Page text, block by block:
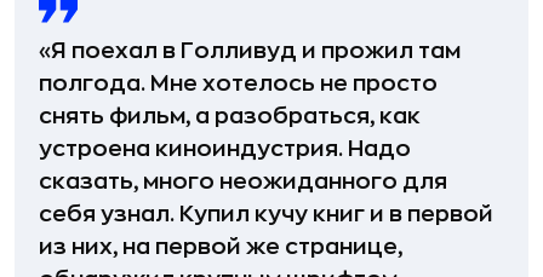
«Я поехал в Голливуд и прожил там
полгода. Мне хотелось не просто
снять фильм, а разобраться, как
устроена киноиндустрия. Надо
сказать, много неожиданного для
себя узнал. Купил кучу книг и в первой
из них, на первой же странице,